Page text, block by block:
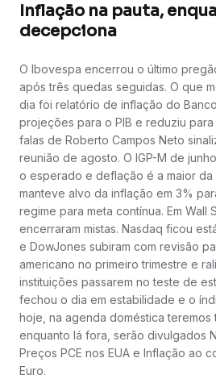
Inflação na pauta,
decepciona
O Ibovespa encerrou o último
após três quedas seguidas. O que
dia foi relatório de inflação do
projeções para o PIB e reduziu
falas de Roberto Campos Neto
reunião de agosto. O IGP-M de
o esperado e deflação é a maior da
manteve alvo da inflação em 3%
regime para meta contínua. Em Wall
encerraram mistas. Nasdaq ficou
e DowJones subiram com revisão
americano no primeiro trimestre e
instituições passarem no teste de
fechou o dia em estabilidade e o
hoje, na agenda doméstica teremos
enquanto lá fora, serão divulgados
Preços PCE nos EUA e Inflação ao
Euro.